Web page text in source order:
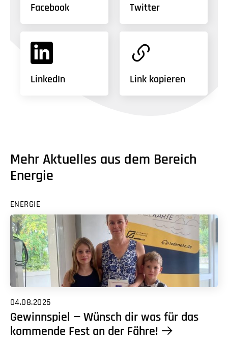
Facebook Twitter
LinkedIn Link kopieren
Mehr Aktuelles aus dem Bereich
Energie
ENERGIE
04.08.2026
Gewinnspiel — Wünsch dir was für das
kommende Fest an der Fähre!